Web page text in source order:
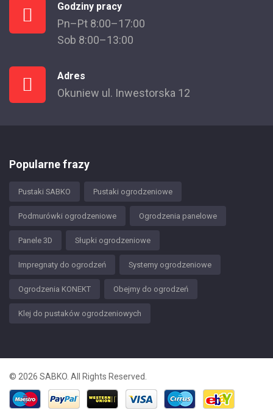
Godziny pracy
Pn–Pt 8:00–17:00
Sob 8:00–13:00
Adres
Okuniew ul. Inwestorska 12
Popularne frazy
Pustaki SABKO Pustaki ogrodzeniowe
Podmurówki ogrodzeniowe Ogrodzenia panelowe
Panele 3D Słupki ogrodzeniowe
Impregnaty do ogrodzeń Systemy ogrodzeniowe
Ogrodzenia KONEKT Obejmy do ogrodzeń
Klej do pustaków ogrodzeniowych
© 2026 SABKO. All Rights Reserved.